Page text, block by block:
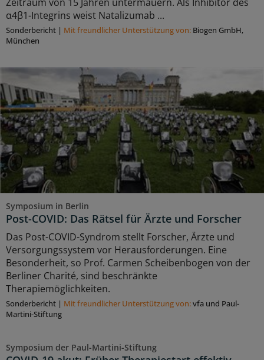
α4β1-Integrins weist Natalizumab ...
Sonderbericht | Mit freundlicher Unterstützung von: Biogen GmbH,
München
Symposium in Berlin
Post-COVID: Das Rätsel für Ärzte und Forscher
Das Post-COVID-Syndrom stellt Forscher, Ärzte und
Versorgungssystem vor Herausforderungen. Eine
Besonderheit, so Prof. Carmen Scheibenbogen von der
Berliner Charité, sind beschränkte
Therapiemöglichkeiten.
Sonderbericht | Mit freundlicher Unterstützung von:vfa und Paul-
Martini-Stiftung
Symposium der Paul-Martini-Stiftung